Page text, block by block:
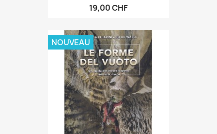
19,00 CHF
NOUVEAU